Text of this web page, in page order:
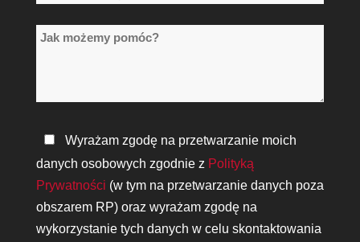
Jak
Polityka
prywatności
*
Wyrażam zgodę na przetwarzanie moich
danych osobowych zgodnie z Polityką
Prywatności (w tym na przetwarzanie danych poza
obszarem RP) oraz wyrażam zgodę na
wykorzystanie tych danych w celu skontaktowania